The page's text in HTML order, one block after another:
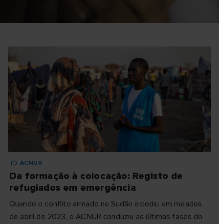
ACNUR
Da formação à colocação: Registo de
refugiados em emergência
Quando o conflito armado no Sudão eclodiu em meados
de abril de 2023, o ACNUR conduziu as últimas fases do